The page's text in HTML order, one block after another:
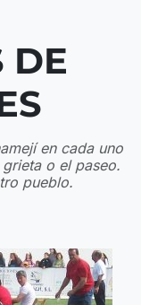
DE
en cada uno
o el paseo.
pueblo.